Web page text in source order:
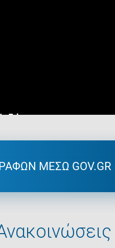
ΜΕΣΩ GOV.GR